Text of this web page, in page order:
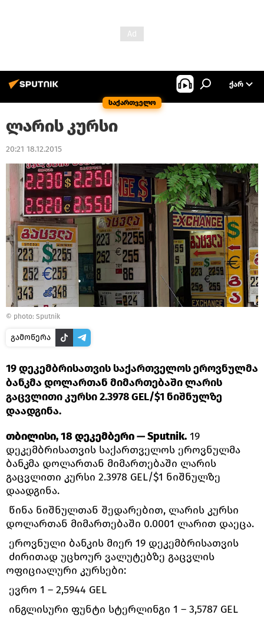
საქართველო
ᲥᲐᲠ
ლარის კურსი
20:21 18.12.2015
© photo: Sputnik
გამოწერა
19 დეკემბრისათვის საქართველოს ეროვნულმა
ბანკმა დოლართან მიმართებაში ლარის
გაცვლითი კურსი 2.3978 GEL/$1 ნიშნულზე
დაადგინა.
თბილისი, 18 დეკემბერი — Sputnik. 19
დეკემბრისათვის საქართველოს ეროვნულმა
ბანკმა დოლართან მიმართებაში ლარის
გაცვლითი კურსი 2.3978 GEL/$1 ნიშნულზე
დაადგინა.
წინა ნიშნულთან შედარებით, ლარის კურსი
დოლართან მიმართებაში 0.0001 ლარით დაეცა.
ეროვნული ბანკის მიერ 19 დეკემბრისათვის
ძირითად უცხოურ ვალუტებზე გაცვლის
ოფიციალური კურსები:
ევრო 1 – 2,5944 GEL
ინგლისური ფუნტი სტერლინგი 1 – 3,5787 GEL